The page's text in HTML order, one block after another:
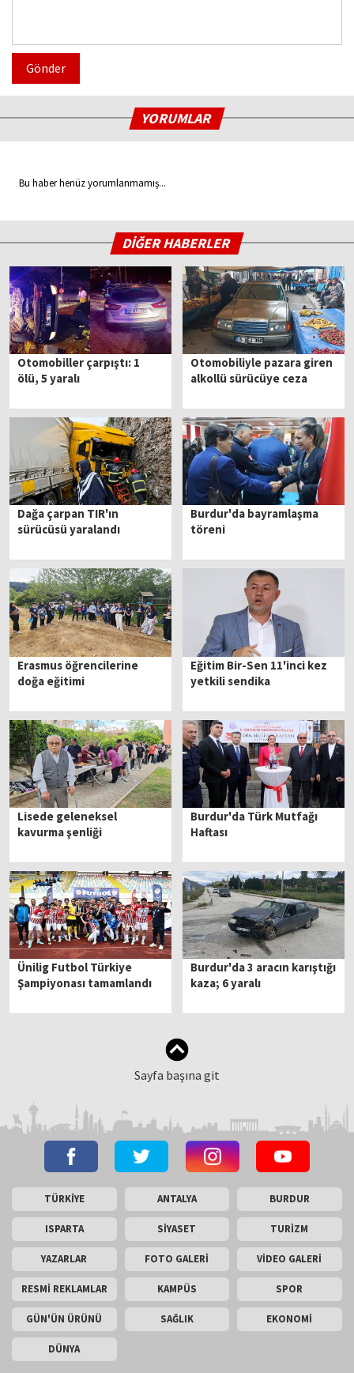
Gönder
YORUMLAR
Bu haber henüz yorumlanmamış...
DİĞER HABERLER
Otomobiller çarpıştı: 1
ölü, 5 yaralı
Otomobiliyle pazara giren
alkollü sürücüye ceza
Dağa çarpan TIR'ın
sürücüsü yaralandı
Burdur'da bayramlaşma
töreni
Erasmus öğrencilerine
doğa eğitimi
Eğitim Bir-Sen 11'inci kez
yetkili sendika
Lisede geleneksel
kavurma şenliği
Burdur'da Türk Mutfağı
Haftası
Ünilig Futbol Türkiye
Şampiyonası tamamlandı
Burdur'da 3 aracın karıştığı
kaza; 6 yaralı
Sayfa başına git
TÜRKİYE ANTALYA BURDUR
ISPARTA SİYASET TURİZM
YAZARLAR FOTO GALERİ VİDEO GALERİ
RESMİ REKLAMLAR KAMPÜS SPOR
GÜN'ÜN ÜRÜNÜ SAĞLIK EKONOMİ
DÜNYA